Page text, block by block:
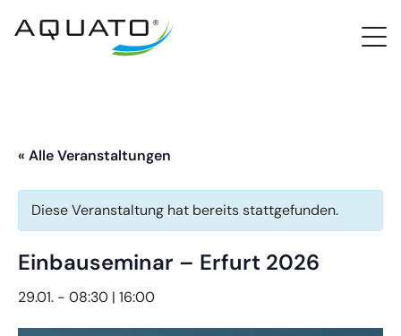
« Alle Veranstaltungen
Diese Veranstaltung hat bereits stattgefunden.
Einbauseminar – Erfurt 2026
29.01. - 08:30 | 16:00